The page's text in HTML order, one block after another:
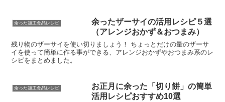
余った加工食品レシピ
余ったザーサイの活用レシピ５選
（アレンジおかず＆おつまみ）
残り物のザーサイを使い切りましょう！ ちょっとだけの量のザーサ
イを使って簡単に作る事ができる、アレンジおかずやおつまみ系のレ
シピをまとめました。
余った加工食品レシピ
お正月に余った「切り餅」の簡単
活用レシピおすすめ10選